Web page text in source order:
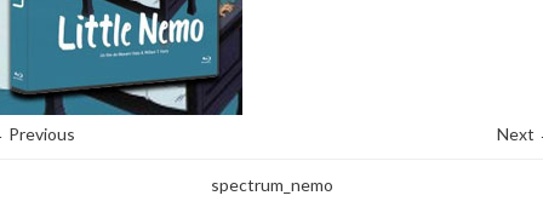
Next
spectrum_nemo